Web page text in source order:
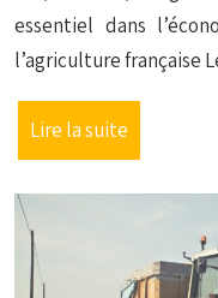
essentiel dans
l’agriculture française
Lire la suite